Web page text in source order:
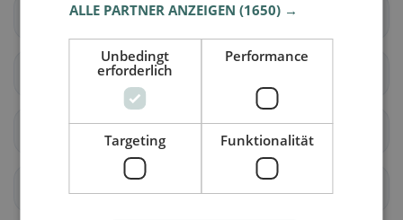
Bad Fischau-Brunn Bad Schönau
Gutenstein
ALLE PARTNER ANZEIGEN(1650) →
Unbedingt
erforderlich
Performance
Targeting Funktionalität